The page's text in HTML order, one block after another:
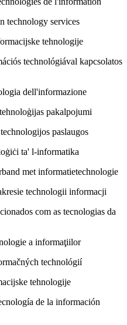
technology services
tehnologije
technológiával kapcsolatos
dell'informazione
pakalpojumi
paslaugos
ta' l-informatika
met informatietechnologie
technologii informacji
com as tecnologias da
a informaţiilor
technológií
tehnologije
de la información